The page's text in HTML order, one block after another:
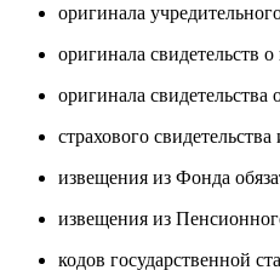
оригинала
оригинала свидетельств
оригинала
страхового
извещения из Фонда
извещения из
кодов государственной